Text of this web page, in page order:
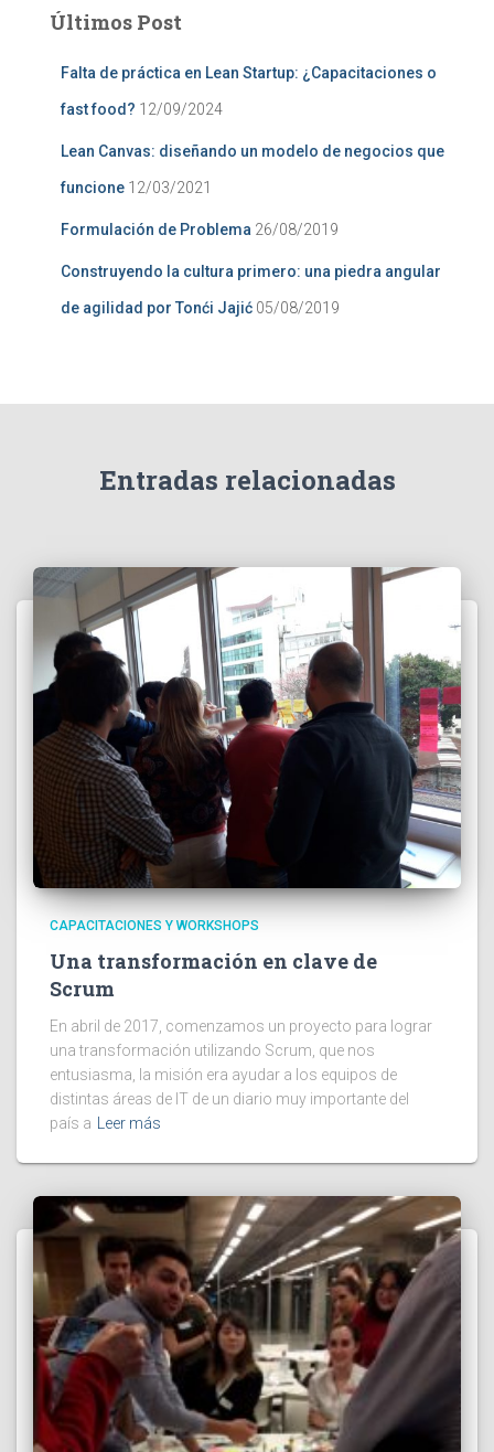
r
Últimos Post
Falta de práctica en Lean Startup: ¿Capacitaciones o
fast food? 12/09/2024
Lean Canvas: diseñando un modelo de negocios que
funcione 12/03/2021
Formulación de Problema 26/08/2019
Construyendo la cultura primero: una piedra angular
de agilidad por Tonći Jajić 05/08/2019
Entradas relacionadas
CAPACITACIONES Y WORKSHOPS
Una transformación en clave de
Scrum
En abril de 2017, comenzamos un proyecto para lograr
una transformación utilizando Scrum, que nos
entusiasma, la misión era ayudar a los equipos de
distintas áreas de IT de un diario muy importante del
país a
Leer más